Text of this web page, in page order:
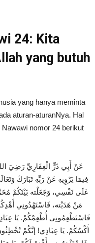
24: Kita
yang butuh
yang hanya meminta
aturan-aturanNya. Hal
nomor 24 berikut
عَنْ أَبِي ذَرٍّ الْغِفَارِيِّ رَضِيَ
فِيمَا يَرْوِيهِ عَنْ رَبِّهِ تَبَارَكَ
عَلَى نَفْسِي، وَجَعَلْته بَيْنَكُمْ
مَنْ هَدَيْته، فَاسْتَهْدُونِي
فَاسْتَطْعِمُونِي أُطْعِمْكُمْ. يَا
أَكْسُكُمْ. يَا عِبَادِي! إنَّكُمْ تُخْطِئُونَ